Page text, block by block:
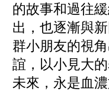
的故事和過往
出，也逐漸與
群小朋友的視
誼，以小見大
未來，永是血濃